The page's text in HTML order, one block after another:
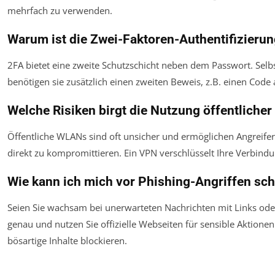
mehrfach zu verwenden.
Warum ist die Zwei-Faktoren-
2FA bietet eine zweite Schutzschicht neben dem Passwort.
benötigen sie zusätzlich einen zweiten Beweis, z.B. einen
Welche Risiken birgt die Nutzung öffentlicher
Öffentliche WLANs sind oft unsicher und ermöglichen
direkt zu kompromittieren. Ein VPN verschlüsselt Ihre
Wie kann ich mich vor Phishing-Angriffen
Seien Sie wachsam bei unerwarteten Nachrichten mit Links
genau und nutzen Sie offizielle Webseiten für sensible
bösartige Inhalte blockieren.